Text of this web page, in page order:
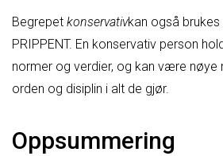
Begrepet konservativkan også
PRIPPENT. En konservativ person
normer og verdier, og kan være nøye
orden og disiplin i alt de gjør.
Oppsummering